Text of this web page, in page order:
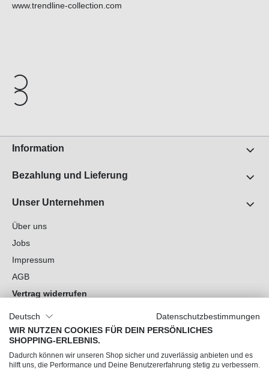
www.trendline-collection.com
Information
Bezahlung und Lieferung
Unser Unternehmen
Über uns
Jobs
Impressum
AGB
Vertrag widerrufen
Cookie-Einstellungen
Du hast Fragen?
Deutsch
Datenschutzbestimmungen
WIR NUTZEN COOKIES FÜR DEIN PERSÖNLICHES
SHOPPING-ERLEBNIS.
Dadurch können wir unseren Shop sicher und zuverlässig anbieten und es
hilft uns, die Performance und Deine Benutzererfahrung stetig zu verbessern.